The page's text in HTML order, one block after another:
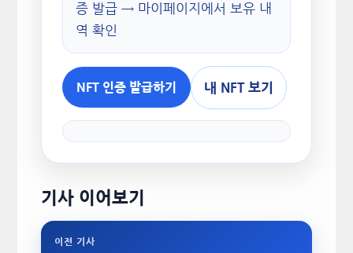
증 발급 → 마이페이지에서 보유 내
역 확인
NFT 인증 발급하기 내 NFT 보기
기사 이어보기
이전 기사